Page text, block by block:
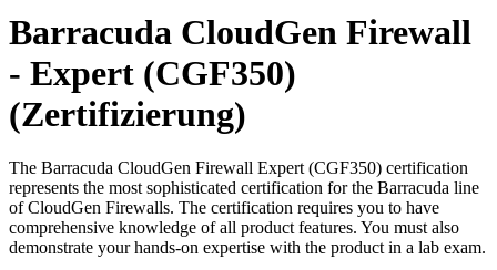
Barracuda CloudGen Firewall
- Expert (CGF350)
(Zertifizierung)
The Barracuda CloudGen Firewall Expert (CGF350) certification
represents the most sophisticated certification for the Barracuda line
of CloudGen Firewalls. The certification requires you to have
comprehensive knowledge of all product features. You must also
demonstrate your hands-on expertise with the product in a lab exam.